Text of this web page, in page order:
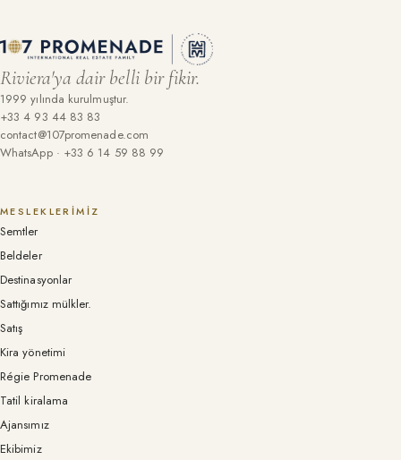
Riviera'ya dair belli bir fikir.
1999 yılında kurulmuştur.
+33 4 93 44 83 83
contact@107promenade.com
WhatsApp · +33 6 14 59 88 99
MESLEKLERIMIZ
Semtler
Beldeler
Destinasyonlar
Sattığımız mülkler.
Satış
Kira yönetimi
Régie Promenade
Tatil kiralama
Ajansımız
Ekibimiz